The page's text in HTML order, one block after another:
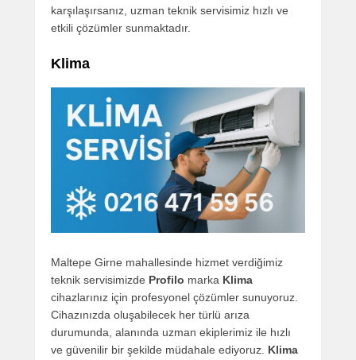
karşılaşırsanız, uzman teknik servisimiz hızlı ve
etkili çözümler sunmaktadır.
Klima
Maltepe Girne mahallesinde hizmet verdiğimiz
teknik servisimizde Profilo marka Klima
cihazlarınız için profesyonel çözümler sunuyoruz.
Cihazınızda oluşabilecek her türlü arıza
durumunda, alanında uzman ekiplerimiz ile hızlı
ve güvenilir bir şekilde müdahale ediyoruz. Klima